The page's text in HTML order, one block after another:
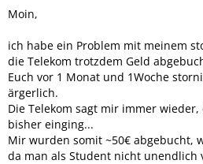
Moin,
ich habe ein Problem mit meinem
die Telekom trotzdem Geld
Euch vor 1 Monat und 1Woche
ärgerlich.
Die Telekom sagt mir immer
bisher einging...
Mir wurden somit ~50€ abgebucht,
da man als Student nicht unendlich